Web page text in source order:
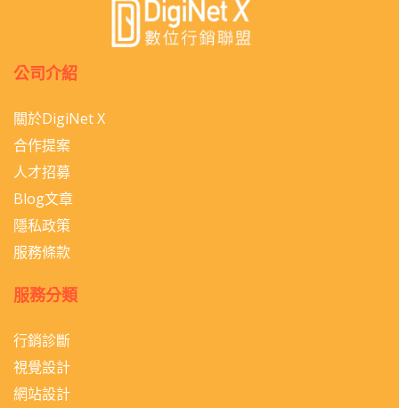
公司介紹
關於DigiNet X
合作提案
人才招募
Blog文章
隱私政策
服務條款
服務分類
行銷診斷
視覺設計
網站設計